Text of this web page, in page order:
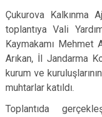
Çukurova Kalkınma
toplantıya Vali
Kaymakamı Mehmet
Arıkan, İl Jandarma
kurum ve
muhtarlar katıldı.
Toplantıda